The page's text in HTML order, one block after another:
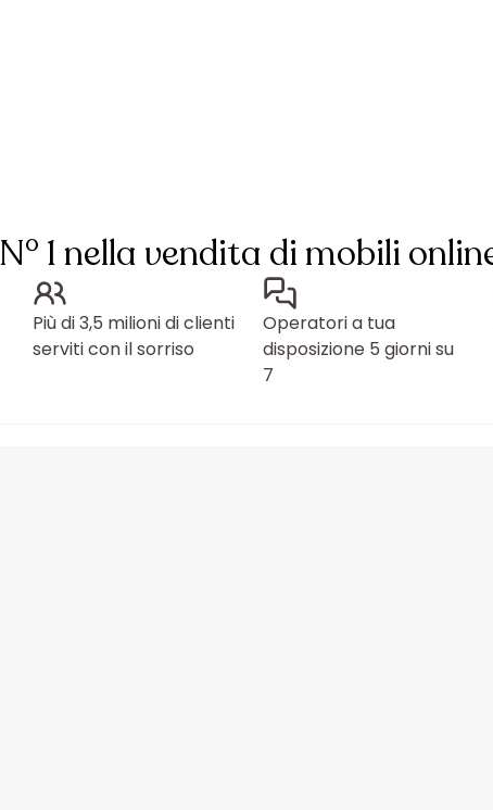
N° 1 nella vendita di mobili
Più di 3,5 milioni di clienti
serviti con il sorriso
Operatori a tua
disposizione 5 giorni su
7